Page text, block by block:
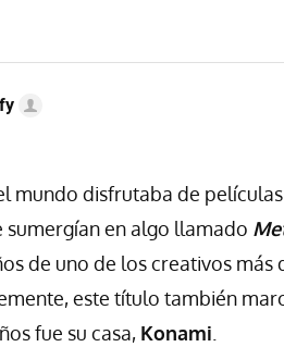
mundo disfrutaba de
sumergían en algo llamado
de uno de los creativos más
este título también
fue su casa, Konami